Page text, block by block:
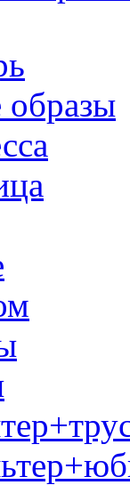
образы